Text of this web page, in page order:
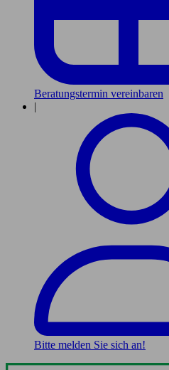
Beratungstermin vereinbaren
|
Bitte melden Sie sich an!